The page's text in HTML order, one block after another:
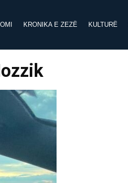
KRONIKA E ZEZË KULTURË